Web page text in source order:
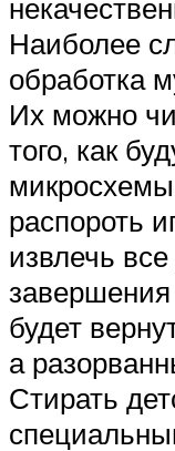
Наиболее
обработка
Их можно
того, как
распороть
извлечь
будет
а
Стирать